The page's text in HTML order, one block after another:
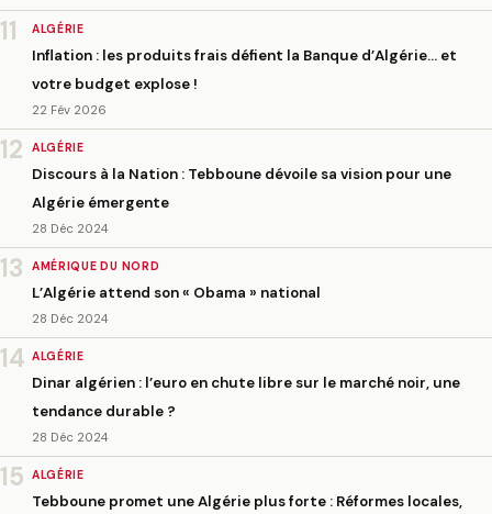
11 ALGÉRIE
Inflation : les produits frais défient la Banque d’Algérie… et
votre budget explose !
22 Fév 2026
12 ALGÉRIE
Discours à la Nation : Tebboune dévoile sa vision pour une
Algérie émergente
28 Déc 2024
13 AMÉRIQUE DU NORD
L’Algérie attend son « Obama » national
28 Déc 2024
14 ALGÉRIE
Dinar algérien : l’euro en chute libre sur le marché noir, une
tendance durable ?
28 Déc 2024
15 ALGÉRIE
Tebboune promet une Algérie plus forte : Réformes locales,